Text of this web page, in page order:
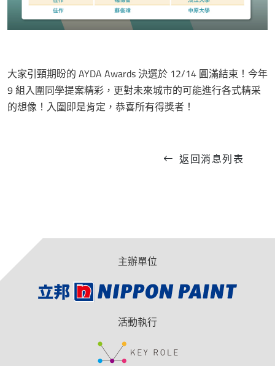
大家引頸期盼的 AYDA Awards 決選於 12/14 圓滿結束！今年
9 組入圍同學提案精彩，更對未來城市的可能進行各式精采
的想像！入圍即是肯定，恭喜所有得獎者！
返回消息列表
主辦單位
活動執行